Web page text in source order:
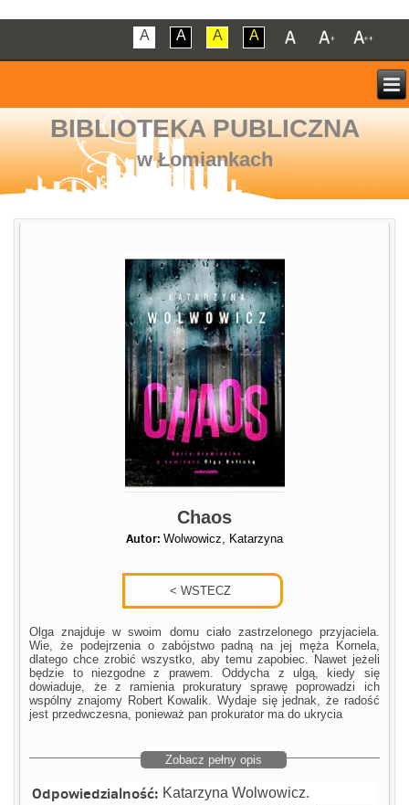
A A A A
BIBLIOTEKA PUBLICZNA
w Łomiankach
Chaos
Autor: Wolwowicz, Katarzyna
Olga znajduje w swoim domu ciało zastrzelonego przyjaciela.
Wie, że podejrzenia o zabójstwo padną na jej męża Kornela,
dlatego chce zrobić wszystko, aby temu zapobiec. Nawet jeżeli
będzie to niezgodne z prawem. Oddycha z ulgą, kiedy się
dowiaduje, że z ramienia prokuratury sprawę poprowadzi ich
wspólny znajomy Robert Kowalik. Wydaje się jednak, że radość
jest przedwczesna, ponieważ pan prokurator ma do ukrycia
Zobacz pełny opis
Odpowiedzialność: Katarzyna Wolwowicz.